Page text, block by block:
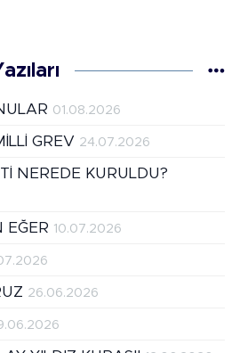
01.08.2026
GREV 24.07.2026
NEREDE KURULDU?
EĞER 10.07.2026
26.06.2026